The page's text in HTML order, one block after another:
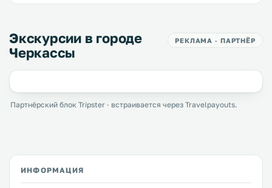
Экскурсии в городе
Черкассы
РЕКЛАМА · ПАРТНЁР
Партнёрский блок Tripster · встраивается через Travelpayouts.
ИНФОРМАЦИЯ